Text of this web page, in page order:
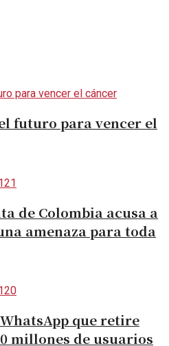
futuro para vencer el
de Colombia acusa a
amenaza para toda
que retire
millones de usuarios